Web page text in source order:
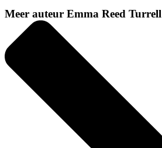
Meer auteur Emma Reed Turrell